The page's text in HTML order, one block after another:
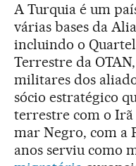
A Turquia é um
várias bases da
incluindo o
Terrestre da
militares dos
sócio estratégico
terrestre com o
mar Negro, com a
anos serviu como